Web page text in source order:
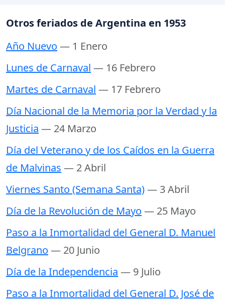
Otros feriados de Argentina en 1953
Año Nuevo — 1 Enero
Lunes de Carnaval — 16 Febrero
Martes de Carnaval — 17 Febrero
Día Nacional de la Memoria por la Verdad y la
Justicia — 24 Marzo
Día del Veterano y de los Caídos en la Guerra
de Malvinas — 2 Abril
Viernes Santo (Semana Santa)— 3 Abril
Día de la Revolución de Mayo — 25 Mayo
Paso a la Inmortalidad del General D. Manuel
Belgrano — 20 Junio
Día de la Independencia — 9 Julio
Paso a la Inmortalidad del General D. José de